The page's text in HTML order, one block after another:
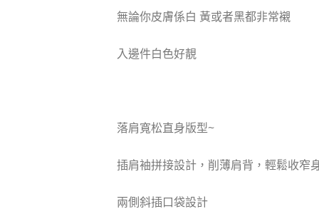
無論你皮膚係白 黃或者黑都非常襯
入邊件白色好靚
落肩寬松直身版型~
插肩袖拼接設計，削薄肩背，輕鬆收窄
兩側斜插口袋設計